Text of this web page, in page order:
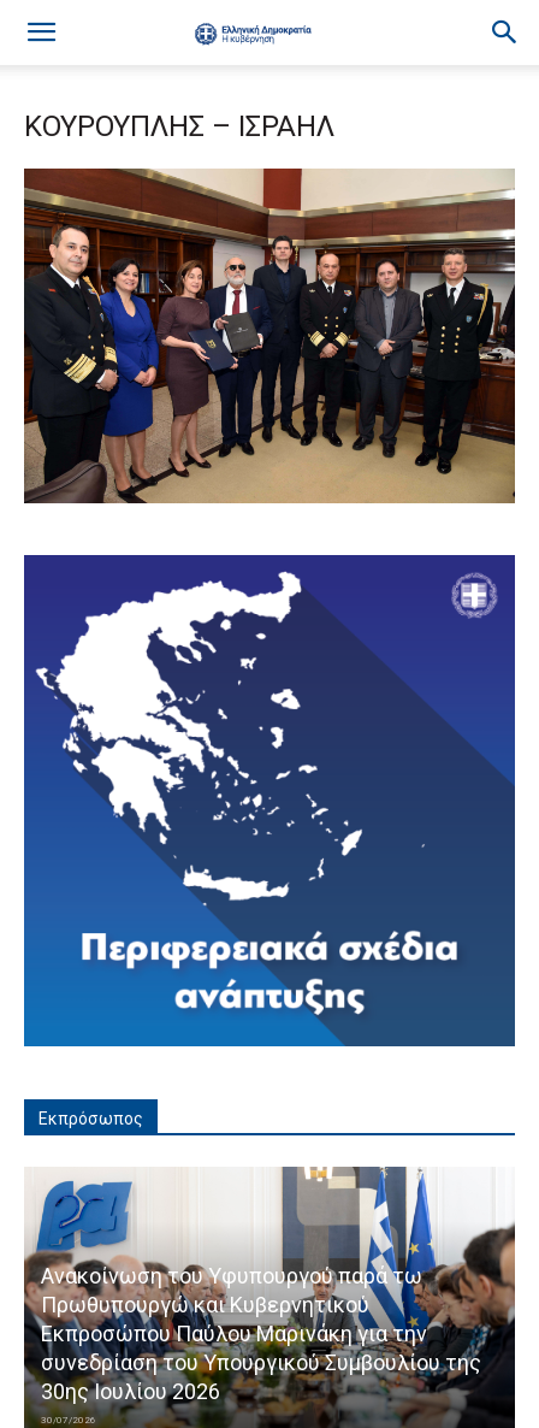
ΚΟΥΡΟΥΠΛΗΣ – ΙΣΡΑΗΛ
Εκπρόσωπος
Ανακοίνωση του Υφυπουργού παρά τω
Πρωθυπουργώ και Κυβερνητικού
Εκπροσώπου Παύλου Μαρινάκη για την
συνεδρίαση του Υπουργικού Συμβουλίου της
30ης Ιουλίου 2026
30/07/2026